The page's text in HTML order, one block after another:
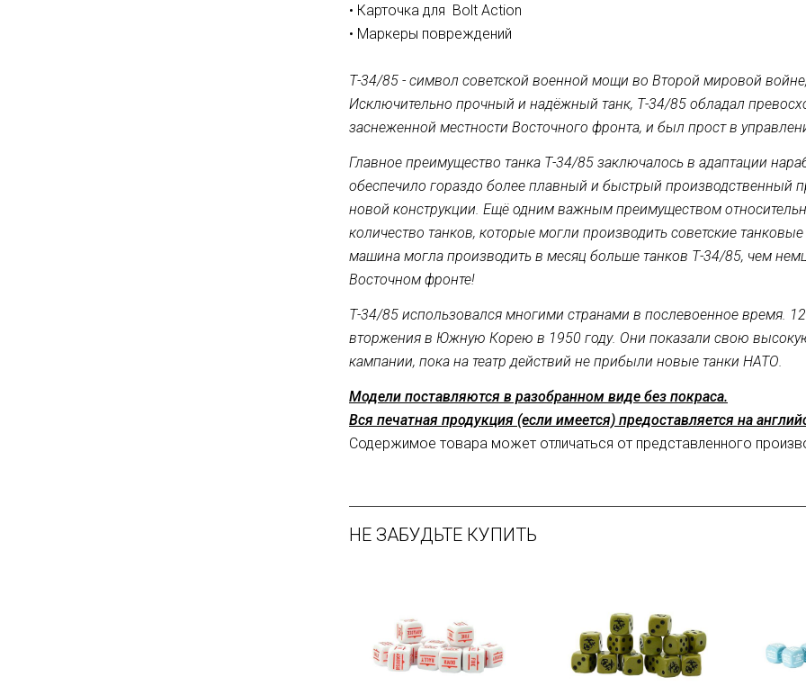
• Карточка для Bolt Action
• Маркеры повреждений
Т-34/85 - символ советской военной мощи во Второй мировой
Исключительно прочный и надёжный танк, Т-34/85 обладал
заснеженной местности Восточного фронта, и был прост в
Главное преимущество танка Т-34/85 заключалось в адаптации
обеспечило гораздо более плавный и быстрый производственный
новой конструкции. Ещё одним важным преимуществом
количество танков, которые могли производить советские
машина могла производить в месяц больше танков Т-34/85, чем
Восточном фронте!
Т-34/85 использовался многими странами в послевоенное время.
вторжения в Южную Корею в 1950 году. Они показали свою
кампании, пока на театр действий не прибыли новые танки НАТО.
Модели поставляются в разобранном виде без покраса.
Вся печатная продукция (если имеется) предоставляется на
Содержимое товара может отличаться от представленного
НЕ ЗАБУДЬТЕ КУПИТЬ